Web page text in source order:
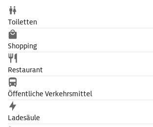
Toiletten
Shopping
Restaurant
Öffentliche Verkehrsmittel
Ladesäule